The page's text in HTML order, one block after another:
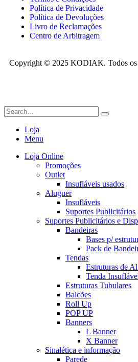
Política de Privacidade
Política de Devoluções
Livro de Reclamações
Centro de Arbitragem
Copyright © 2025 KODIAK. Todos os
Loja
Menu
Loja Online
Promoções
Outlet
Insufláveis usados
Aluguer
Insufláveis
Suportes Publicitários
Suportes Publicitários e
Bandeiras
Bases p/
Pack de
Tendas
Estruturas de
Tenda
Estruturas Tubulares
Balcões
Roll Up
POP UP
Banners
L Banner
X Banner
Sinalética e informação
Parede